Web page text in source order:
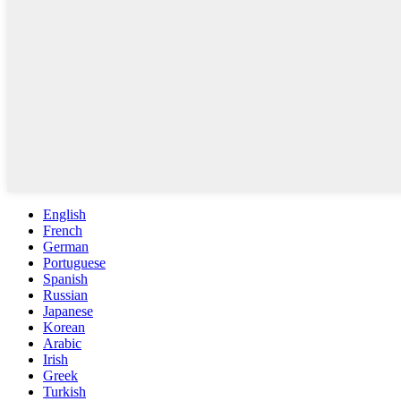
English
French
German
Portuguese
Spanish
Russian
Japanese
Korean
Arabic
Irish
Greek
Turkish